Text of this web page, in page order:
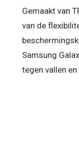
Gemaakt van
van de
Samsung
tegen vallen